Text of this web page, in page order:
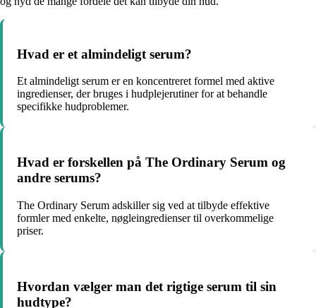
Hvad er et almindeligt serum?
Et almindeligt serum er en koncentreret formel med aktive
ingredienser, der bruges i hudplejerutiner for at behandle
specifikke hudproblemer.
Hvad er forskellen på The Ordinary Serum og
andre serums?
The Ordinary Serum adskiller sig ved at tilbyde effektive
formler med enkelte, nøgleingredienser til overkommelige
priser.
Hvordan vælger man det rigtige serum til sin
hudtype?